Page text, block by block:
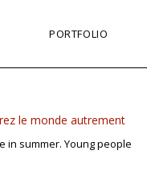
PORTFOLIO
in summer. Young people